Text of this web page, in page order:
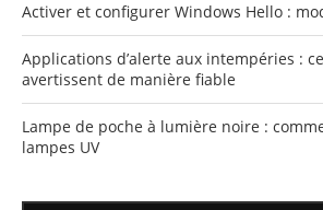
Activer et configurer Windows Hello :
Applications d’alerte aux intempéries :
avertissent de manière fiable
Lampe de poche à lumière noire :
lampes UV